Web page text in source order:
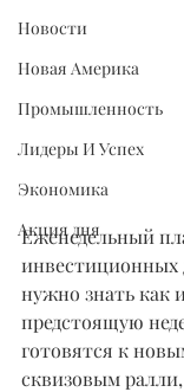
Новости
Новая Америка
Промышленность
Лидеры И Успех
Экономика
Акция дня
Еженедельный
инвестиционных
нужно знать как
предстоящую
готовятся к
сквизовым